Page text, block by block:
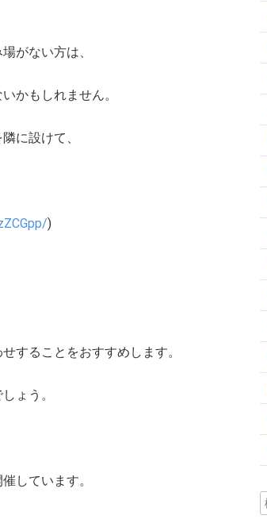
がない方は、
かもしれません。
に設けて、
)
することをおすすめします。
ょう。
しています。